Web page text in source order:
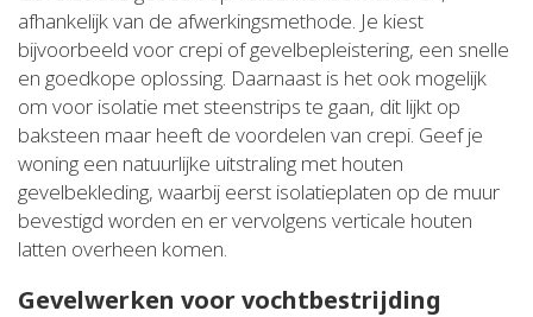
afhankelijk van de afwerkingsmethode. Je kiest
bijvoorbeeld voor crepi of gevelbepleistering, een snelle
en goedkope oplossing. Daarnaast is het ook mogelijk
om voor isolatie met steenstrips te gaan, dit lijkt op
baksteen maar heeft de voordelen van crepi. Geef je
woning een natuurlijke uitstraling met houten
gevelbekleding, waarbij eerst isolatieplaten op de muur
bevestigd worden en er vervolgens verticale houten
latten overheen komen.
Gevelwerken voor vochtbestrijding